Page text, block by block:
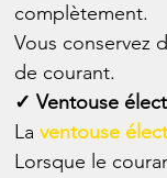
complètement.
Vous conservez
de courant.
✓ Ventouse
La ventouse
Lorsque le